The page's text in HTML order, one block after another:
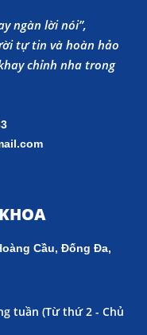
ngàn lời nói”,
tự tin và hoàn hảo
chỉnh nha trong
Cầu, Đống Đa,
tuần (Từ thứ 2 - Chủ